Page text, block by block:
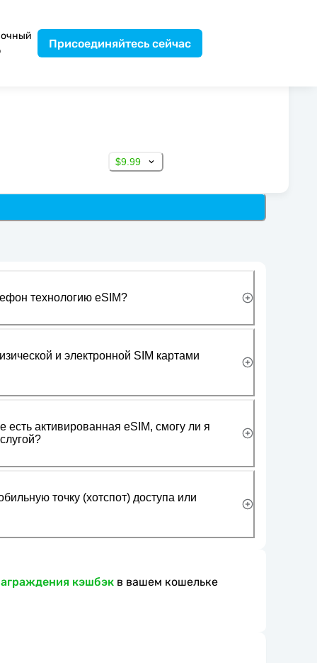
Присоединяйтесь сейчас
$9.99
технологию eSIM?
и электронной SIM картами
активированная eSIM, смогу ли я
точку (хотспот) доступа или
кэшбэк в вашем кошельке